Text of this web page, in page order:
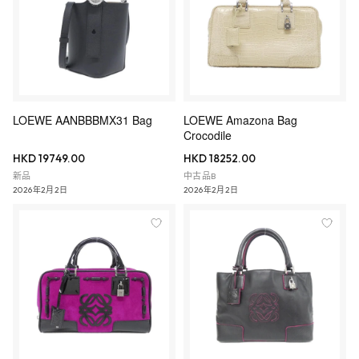
LOEWE AANBBBMX31 Bag
HKD 19749.00
新品
2026年2月2日
LOEWE Amazona Bag
Crocodile
HKD 18252.00
中古品B
2026年2月2日